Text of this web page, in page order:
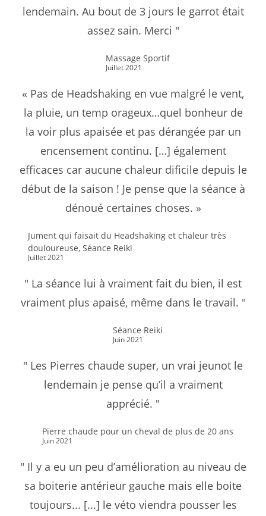
lendemain. Au bout de 3 jours le garrot était
assez sain. Merci "
Massage Sportif
Juillet 2021
« Pas de Headshaking en vue malgré le vent,
la pluie, un temp orageux…quel bonheur de
la voir plus apaisée et pas dérangée par un
encensement continu. […] également
efficaces car aucune chaleur dificile depuis le
début de la saison ! Je pense que la séance à
dénoué certaines choses. »
Jument qui faisait du Headshaking et chaleur très
douloureuse, Séance Reiki
Juillet 2021
" La séance lui à vraiment fait du bien, il est
vraiment plus apaisé, même dans le travail. "
Séance Reiki
Juin 2021
" Les Pierres chaude super, un vrai jeunot le
lendemain je pense qu’il a vraiment
apprécié. "
Pierre chaude pour un cheval de plus de 20 ans
Juin 2021
" Il y a eu un peu d’amélioration au niveau de
sa boiterie antérieur gauche mais elle boite
toujours... [...] le véto viendra pousser les